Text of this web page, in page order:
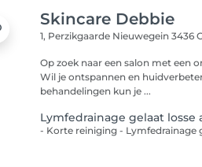
Skincare Debbie
1, Perzikgaarde Nieuwegein 3436
Op zoek naar een salon met een
Wil je ontspannen en
behandelingen kun je ...
Lymfedrainage gelaat losse